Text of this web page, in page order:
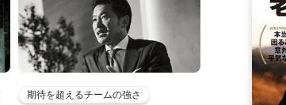
期待を超えるチームの強さ